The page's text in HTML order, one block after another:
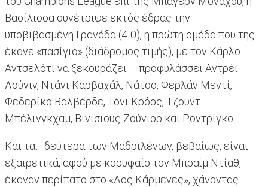
Βασίλισσα συνέτριψε εκτός έδρας την
υποβιβασμένη Γρανάδα (4-0), η πρώτη ομάδα που της
έκανε «πασίγιο» (διάδρομος τιμής), με τον Κάρλο
Αντσελότι να ξεκουράζει – προφυλάσσει Αντρέι
Λούνιν, Ντάνι Καρβαχάλ, Νάτσο, Φερλάν Μεντί,
Φεδερίκο Βαλβέρδε, Τόνι Κρόος, Τζουντ
Μπέλινγκχαμ, Βινίσιους Ζούνιορ και Ροντρίγκο.
Και τα… δεύτερα των Μαδριλένων, βεβαίως, είναι
εξαιρετικά, αφού με κορυφαίο τον Μπραΐμ Ντίαθ,
έκαναν περίπατο στο «Λος Κάρμενες», χάνοντας